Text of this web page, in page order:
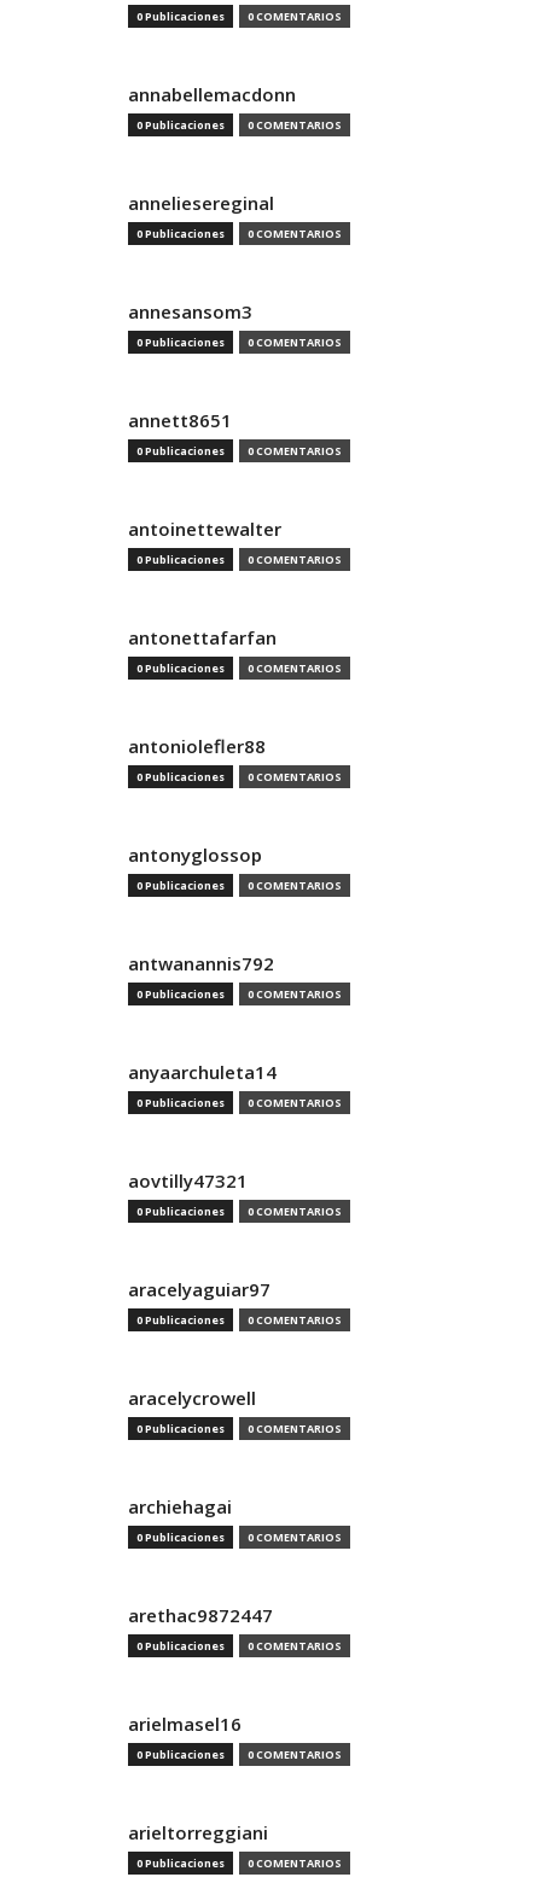
0 Publicaciones 0 COMENTARIOS
annabellemacdonn
0 Publicaciones 0 COMENTARIOS
anneliesereginal
0 Publicaciones 0 COMENTARIOS
annesansom3
0 Publicaciones 0 COMENTARIOS
annett8651
0 Publicaciones 0 COMENTARIOS
antoinettewalter
0 Publicaciones 0 COMENTARIOS
antonettafarfan
0 Publicaciones 0 COMENTARIOS
antoniolefler88
0 Publicaciones 0 COMENTARIOS
antonyglossop
0 Publicaciones 0 COMENTARIOS
antwanannis792
0 Publicaciones 0 COMENTARIOS
anyaarchuleta14
0 Publicaciones 0 COMENTARIOS
aovtilly47321
0 Publicaciones 0 COMENTARIOS
aracelyaguiar97
0 Publicaciones 0 COMENTARIOS
aracelycrowell
0 Publicaciones 0 COMENTARIOS
archiehagai
0 Publicaciones 0 COMENTARIOS
arethac9872447
0 Publicaciones 0 COMENTARIOS
arielmasel16
0 Publicaciones 0 COMENTARIOS
arieltorreggiani
0 Publicaciones 0 COMENTARIOS